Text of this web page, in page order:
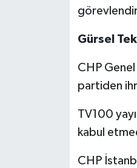
Gürsel
CHP Genel
partiden
TV100
kabul
CHP